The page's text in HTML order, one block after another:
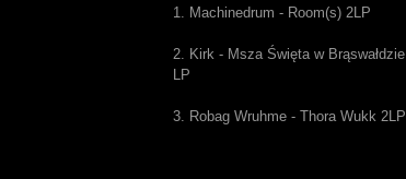
1. Machinedrum - Room(s) 2LP
2. Kirk - Msza Święta w Brąswałdzie
LP
3. Robag Wruhme - Thora Wukk 2LP